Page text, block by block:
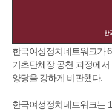
한국여성정치네트워크가
기초단체장 공천 과정에
양당을 강하게 비판했다.
한국여성정치네트워크는